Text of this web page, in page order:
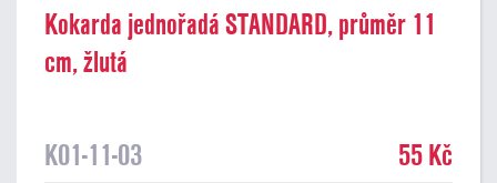
Kokarda jednořadá STANDARD, průměr 11
cm, žlutá
K01-11-03 55 Kč